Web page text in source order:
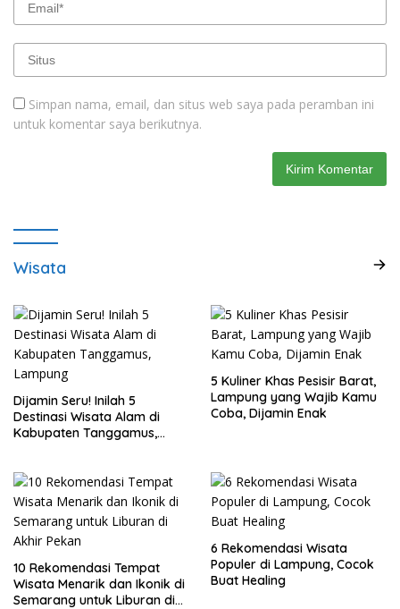
Simpan nama, email, dan situs web saya pada peramban ini
untuk komentar saya berikutnya.
Wisata
Dijamin Seru! Inilah 5
Destinasi Wisata Alam di
Kabupaten Tanggamus,
5 Kuliner Khas Pesisir Barat,
Lampung yang Wajib Kamu
Coba, Dijamin Enak
10 Rekomendasi Tempat
Wisata Menarik dan Ikonik di
Semarang untuk Liburan di
6 Rekomendasi Wisata
Populer di Lampung, Cocok
Buat Healing